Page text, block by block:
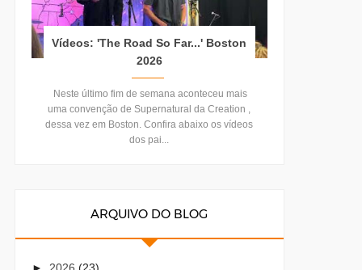
Vídeos: 'The Road So Far...' Boston
2026
Neste último fim de semana aconteceu mais
uma convenção de Supernatural da Creation ,
dessa vez em Boston. Confira abaixo os vídeos
dos pai...
ARQUIVO DO BLOG
► 2026 (23)